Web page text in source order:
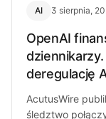
AI 3 sierpnia,
OpenAI
deregulację
AcutusWire
śledztwo